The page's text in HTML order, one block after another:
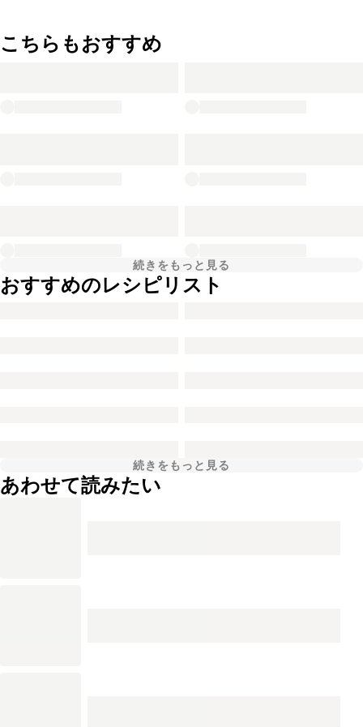
こちらもおすすめ
続きをもっと見る
おすすめのレシピリスト
続きをもっと見る
あわせて読みたい